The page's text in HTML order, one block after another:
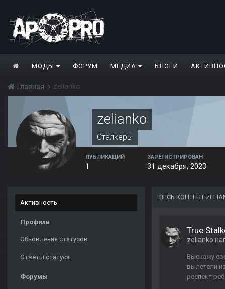
МОДЫ ФОРУМ МЕДИА БЛОГИ
Главная zelianko
zelianko
Сталкеры
ПУБЛИКАЦИЙ
1
ЗАРЕГИСТРИРОВАН
31 декабря, 2023
Активность
Профили
Обновления статусов
Ответы статуса
Форумы
ВЕСЬ КОНТЕНТ
True
zelianko
Выскажу
вылетели
респект